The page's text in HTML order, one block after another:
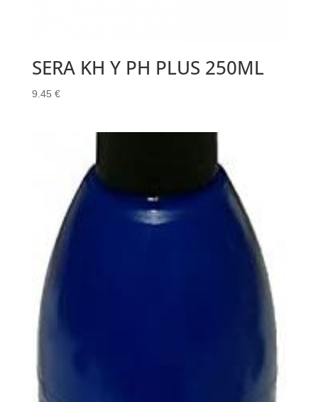
SERA KH Y PH PLUS 250ML
9.45 €